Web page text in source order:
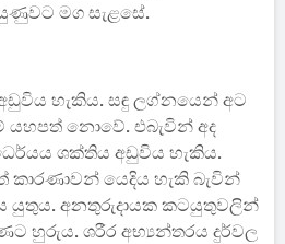
මග සැළසේ.
හැකිය. සඳු ලග්නයෙන් අට
නොවේ. එබැවින් අද
ශක්තිය අඩුවිය හැකිය.
යෙදිය හැකි බැවින්
යුතුය. අනතුරුදායක කටයුතුවලින්
හුරුය. ශරීර අභ්‍යන්තරය දුර්වල